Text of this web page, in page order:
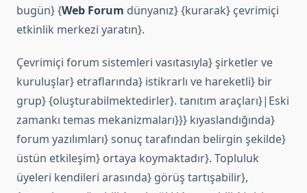
bugün} {Web Forum dünyanız} {kurarak} çevrimiçi
etkinlik merkezi yaratın}.
Çevrimiçi forum sistemleri vasıtasıyla} şirketler ve
kuruluşlar} etraflarında} istikrarlı ve hareketli} bir
grup} {oluşturabilmektedirler}. tanıtım araçları}|Eski
zamankı temas mekanizmaları}}} kıyaslandığında}
forum yazılımları} sonuç tarafından belirgin şekilde}
üstün etkileşim} ortaya koymaktadır}. Topluluk
üyeleri kendileri arasında} görüş tartışabilir},